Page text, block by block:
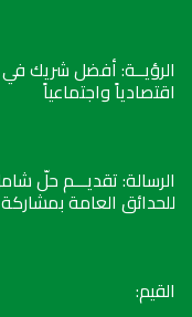
الرؤيــة: أفضل شريك
اقتصادياً واجتماعياً
الرسالة: تقديـــم حلّ
للحدائق العامة بمشاركة
القيم: